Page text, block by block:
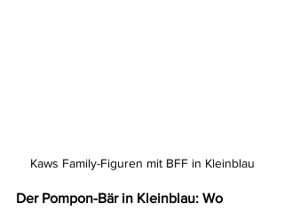
Kaws Family-Figuren mit BFF in Kleinblau
Der Pompon-Bär in Kleinblau: Wo